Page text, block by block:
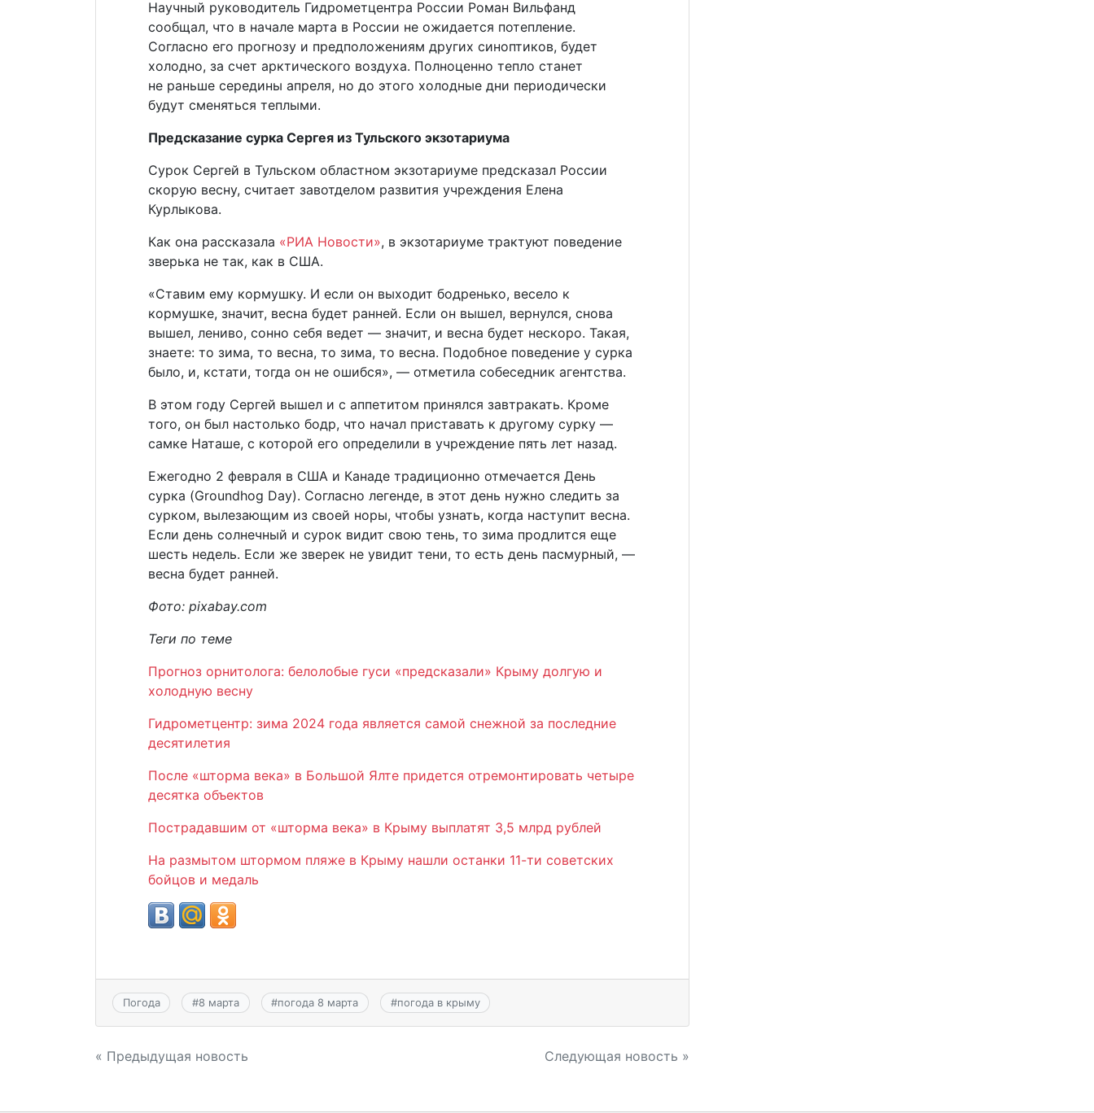
Научный руководитель Гидрометцентра России Роман Вильфанд
сообщал, что в начале марта в России не ожидается потепление.
Согласно его прогнозу и предположениям других синоптиков, будет
холодно, за счет арктического воздуха. Полноценно тепло станет
не раньше середины апреля, но до этого холодные дни периодически
будут сменяться теплыми.
Предсказание сурка Сергея из Тульского экзотариума
Сурок Сергей в Тульском областном экзотариуме предсказал России
скорую весну, считает завотделом развития учреждения Елена
Курлыкова.
Как она рассказала «РИА Новости», в экзотариуме трактуют поведение
зверька не так, как в США.
«Ставим ему кормушку. И если он выходит бодренько, весело к
кормушке, значит, весна будет ранней. Если он вышел, вернулся, снова
вышел, лениво, сонно себя ведет — значит, и весна будет нескоро. Такая,
знаете: то зима, то весна, то зима, то весна. Подобное поведение у сурка
было, и, кстати, тогда он не ошибся», — отметила собеседник агентства.
В этом году Сергей вышел и с аппетитом принялся завтракать. Кроме
того, он был настолько бодр, что начал приставать к другому сурку —
самке Наташе, с которой его определили в учреждение пять лет назад.
Ежегодно 2 февраля в США и Канаде традиционно отмечается День
сурка (Groundhog Day). Согласно легенде, в этот день нужно следить за
сурком, вылезающим из своей норы, чтобы узнать, когда наступит весна.
Если день солнечный и сурок видит свою тень, то зима продлится еще
шесть недель. Если же зверек не увидит тени, то есть день пасмурный, —
весна будет ранней.
Фото: pixabay.com
Теги по теме
Прогноз орнитолога: белолобые гуси «предсказали» Крыму долгую и
холодную весну
Гидрометцентр: зима 2024 года является самой снежной за последние
десятилетия
После «шторма века» в Большой Ялте придется отремонтировать четыре
десятка объектов
Пострадавшим от «шторма века» в Крыму выплатят 3,5 млрд рублей
На размытом штормом пляже в Крыму нашли останки 11-ти советских
бойцов и медаль
Погода #8 марта #погода 8 марта #погода в крыму
Навигация
« Предыдущая новость Следующая новость »